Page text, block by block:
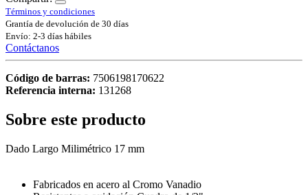
Términos y condiciones
Grantía de devolución de 30 días
Envío: 2-3 días hábiles
Contáctanos
Código de barras: 7506198170622
Referencia interna: 131268
Sobre este producto
Dado Largo Milimétrico 17 mm
Fabricados en acero al Cromo Vanadio